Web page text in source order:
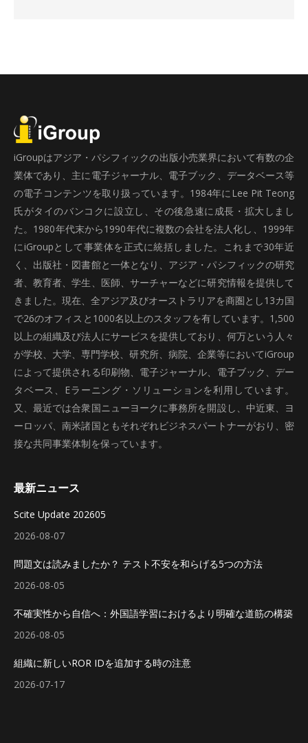
iGroupはアジア・パシフィックの出版小売業界において有数の企
業体であり、主に電子ジャーナル、電子ブック、データベース等
の電子コンテンツを取り扱っています。1984年にLee Pit Teong
氏がタイのバンコクに設立し、その後急速に成長・拡大しまし
た。1980年代末から1990年代に複数の会社を法人化し、1999年
にiGroupとして事業体を正式に統括しました。これまで30年近
く、出版社・図書館と一体となり、アジア・パシフィックの研究
者、教育者、学生、医師、サーチャーなどに研究情報を提供して
きました。現在、全アジア及びオーストラリアを商圏とし13カ国
で26のオフィスと1000名以上のスタッフを有しています。1,500
以上の組織及び法人にサービスを提供しており、何万という人々
が学校、大学、専門学校、研究所、病院、企業等においてiGroup
によって提供される印刷物、電子ジャーナル、電子ブック、デー
タベース、Eラーニング・ソリューションを利用しています。
又、最近では合衆国ニューヨークに事務所を開設し、中近東、ヨ
ーロッパ、南米諸国ともそれぞれビジネスパートナーがおり、密
接な共同事業体制を保っています。
最新ニュース
Scite Update 202605
2026-08-07
問題文は読みましたか？ テスト不安を和らげる5つの方法
2026-08-05
不確実性から自信へ：外国語学習におけるより明確な道筋の構築
2026-08-05
組織に新しいROR IDを追加する時の注意
2026-07-17